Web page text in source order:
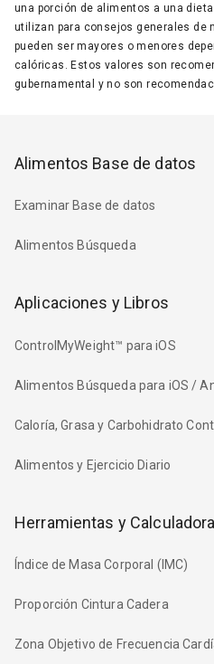
una porción de alimentos a una
utilizan para consejos generales de
pueden ser mayores o menores
calóricas. Estos valores son
gubernamental y no son
Alimentos Base de datos
Examinar Base de datos
Alimentos Búsqueda
Aplicaciones y Libros
ControlMyWeight™ para iOS
Alimentos Búsqueda para iOS /
Caloría, Grasa y Carbohidrato
Alimentos y Ejercicio Diario
Herramientas y
Índice de Masa Corporal (IMC)
Proporción Cintura Cadera
Zona Objetivo de Frecuencia